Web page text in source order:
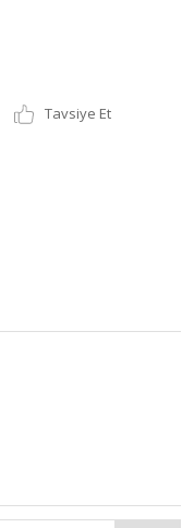
Tavsiye Et